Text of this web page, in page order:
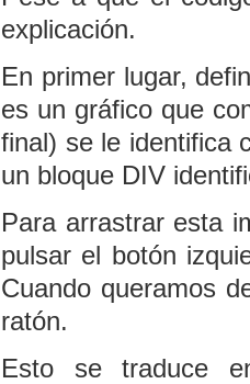
explicación.
En primer lugar,
es un gráfico que
final) se le identifica
un bloque DIV
Para arrastrar esta
pulsar el botón
Cuando queramos
ratón.
Esto se traduce